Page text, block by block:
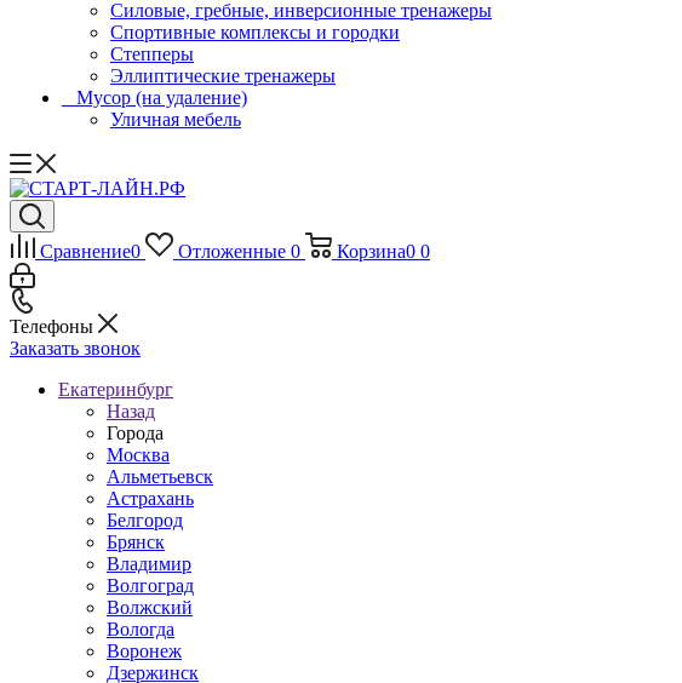
Силовые, гребные, инверсионные тренажеры
Спортивные комплексы и городки
Степперы
Эллиптические тренажеры
_ Мусор (на удаление)
Уличная мебель
Сравнение0 Отложенные 0 Корзина0 0
Телефоны
Заказать звонок
Екатеринбург
Назад
Города
Москва
Альметьевск
Астрахань
Белгород
Брянск
Владимир
Волгоград
Волжский
Вологда
Воронеж
Дзержинск